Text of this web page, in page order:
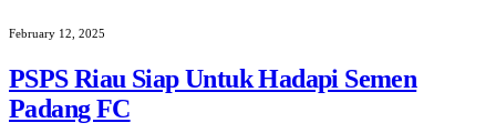
February 12, 2025
PSPS Riau Siap Untuk Hadapi Semen
Padang FC